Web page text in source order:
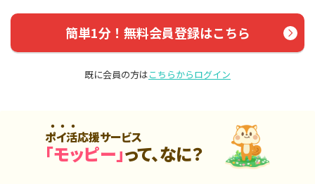
簡単1分！無料会員登録はこちら
既に会員の方はこちらからログイン
ポイ活応援サービス
「モッピー」って、なに？